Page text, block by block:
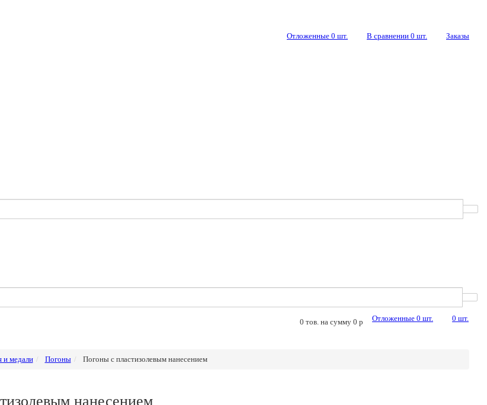
Отложенные 0 шт. В сравнении 0 шт. Заказы
Отложенные 0 шт. 0 шт.
0 тов. на сумму 0 p
и медали Погоны Погоны с пластизолевым нанесением
нанесением